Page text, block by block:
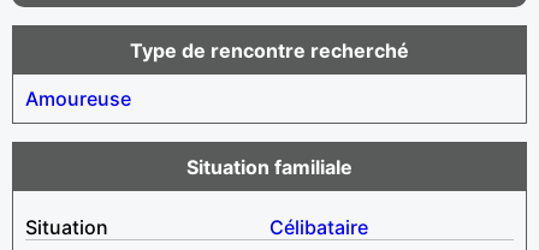
Type de rencontre recherché
Amoureuse
Situation familiale
Situation
Célibataire